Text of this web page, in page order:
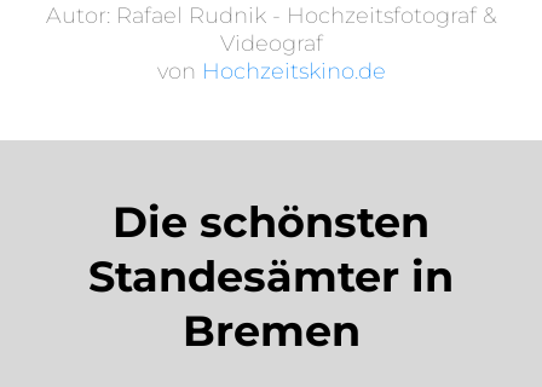
Autor: Rafael Rudnik - Hochzeitsfotograf &
Videograf
von Hochzeitskino.de
Die schönsten
Standesämter in
Bremen​